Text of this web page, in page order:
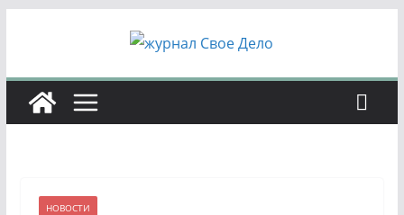
НОВОСТИ